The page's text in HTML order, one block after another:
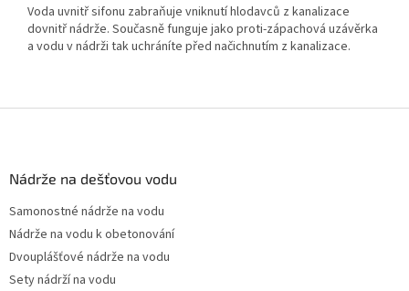
Voda uvnitř sifonu zabraňuje vniknutí hlodavců z kanalizace
dovnitř nádrže. Současně funguje jako proti-zápachová uzávěrka
a vodu v nádrži tak uchráníte před načichnutím z kanalizace.
Nádrže na dešťovou vodu
Samonostné nádrže na vodu
Nádrže na vodu k obetonování
Dvouplášťové nádrže na vodu
Sety nádrží na vodu